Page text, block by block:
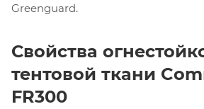
Greenguard.
Свойства
тентовой ткани
FR300